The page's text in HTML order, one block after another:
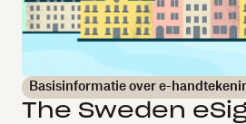
Basisinformatie over e-
The Sweden